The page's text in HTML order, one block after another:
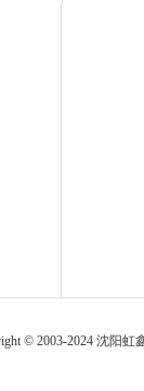
© 2003-2024 沈阳